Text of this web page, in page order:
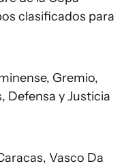
clasificados para
Gremio,
Defensa y Justicia
Vasco Da